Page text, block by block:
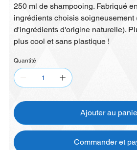
250 ml de shampooing. Fabriqué
ingrédients choisis soigneusement
d'ingrédients d'origine naturelle).
plus cool et sans plastique !
Quantité
Ajouter au
Commander et